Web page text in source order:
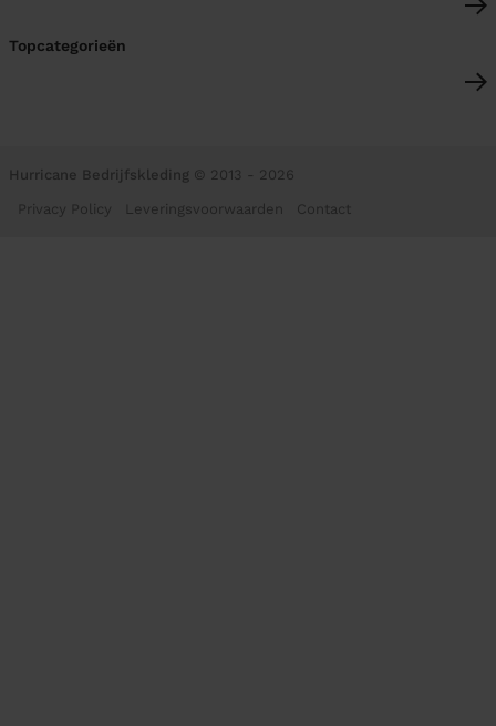
Topcategorieën
Hurricane Bedrijfskleding © 2013 - 2026
Privacy Policy Leveringsvoorwaarden Contact